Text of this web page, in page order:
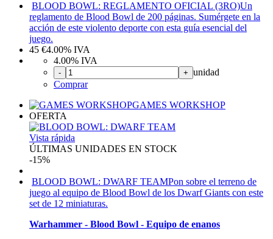
BLOOD BOWL: REGLAMENTO OFICIAL (3RO)Un
reglamento de Blood Bowl de 200 páginas. Sumérgete en la
acción de este violento deporte con esta guía esencial del
juego.
45 €4.00% IVA
4.00% IVA
- + unidad
Comprar
GAMES WORKSHOP
OFERTA
Vista rápida
ÚLTIMAS UNIDADES EN STOCK
-15%
BLOOD BOWL: DWARF TEAMPon sobre el terreno de
juego al equipo de Blood Bowl de los Dwarf Giants con este
set de 12 miniaturas.
Warhammer - Blood Bowl - Equipo de enanos